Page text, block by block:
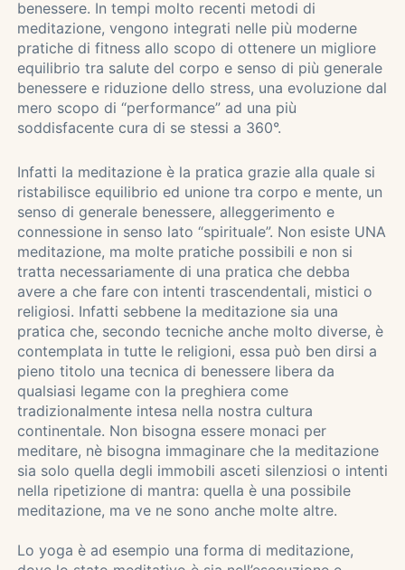
benessere. In tempi molto recenti metodi di
meditazione, vengono integrati nelle più moderne
pratiche di fitness allo scopo di ottenere un migliore
equilibrio tra salute del corpo e senso di più generale
benessere e riduzione dello stress, una evoluzione dal
mero scopo di “performance” ad una più
soddisfacente cura di se stessi a 360°.
Infatti la meditazione è la pratica grazie alla quale si
ristabilisce equilibrio ed unione tra corpo e mente, un
senso di generale benessere, alleggerimento e
connessione in senso lato “spirituale”. Non esiste UNA
meditazione, ma molte pratiche possibili e non si
tratta necessariamente di una pratica che debba
avere a che fare con intenti trascendentali, mistici o
religiosi. Infatti sebbene la meditazione sia una
pratica che, secondo tecniche anche molto diverse, è
contemplata in tutte le religioni, essa può ben dirsi a
pieno titolo una tecnica di benessere libera da
qualsiasi legame con la preghiera come
tradizionalmente intesa nella nostra cultura
continentale. Non bisogna essere monaci per
meditare, nè bisogna immaginare che la meditazione
sia solo quella degli immobili asceti silenziosi o intenti
nella ripetizione di mantra: quella è una possibile
meditazione, ma ve ne sono anche molte altre.
Lo yoga è ad esempio una forma di meditazione,